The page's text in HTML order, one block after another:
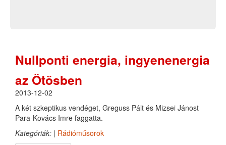
Nullponti energia, ingyenenergia
az Ötösben
2013-12-02
A két szkeptikus vendéget, Greguss Pált és Mizsei Jánost
Para-Kovács Imre faggatta.
Kategóriák: | Rádióműsorok